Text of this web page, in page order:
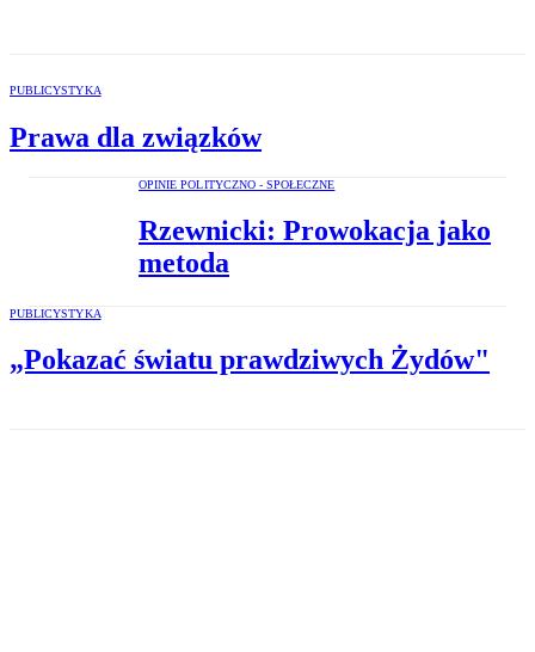
PUBLICYSTYKA
Prawa dla związków
OPINIE POLITYCZNO - SPOŁECZNE
Rzewnicki: Prowokacja jako
metoda
PUBLICYSTYKA
„Pokazać światu prawdziwych Żydów"